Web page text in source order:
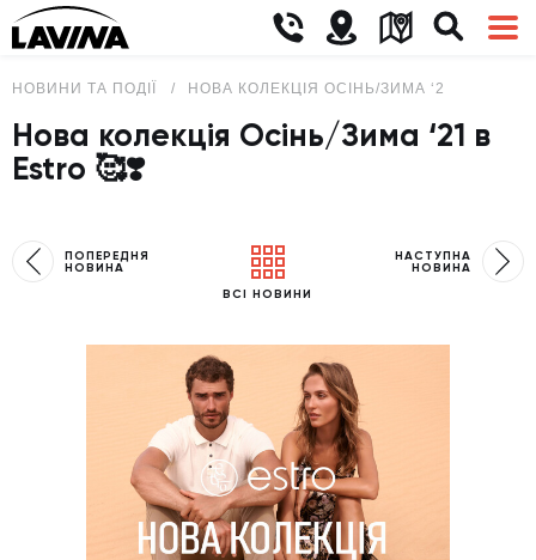
НОВИНИ ТА ПОДІЇ НОВА КОЛЕКЦІЯ ОСІНЬ/ЗИМА ‘21 В ESTRO
Нова колекція Осінь/Зима ‘21 в
Estro 🥰❣️
ПОПЕРЕДНЯ
НОВИНА
ВСІ НОВИНИ
НАСТУПНА
НОВИНА